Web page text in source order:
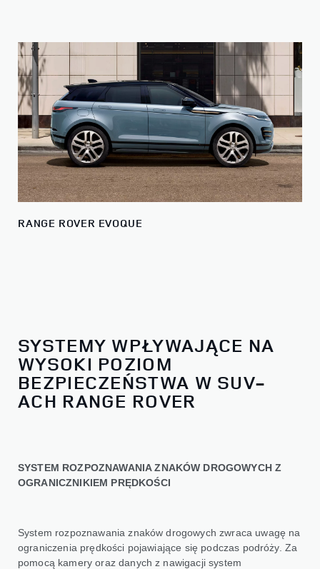
RANGE ROVER EVOQUE
SYSTEMY WPŁYWAJĄCE NA
WYSOKI POZIOM
BEZPIECZEŃSTWA W SUV-
ACH RANGE ROVER
SYSTEM ROZPOZNAWANIA ZNAKÓW DROGOWYCH Z
OGRANICZNIKIEM PRĘDKOŚCI
System rozpoznawania znaków drogowych zwraca uwagę na
ograniczenia prędkości pojawiające się podczas podróży. Za
pomocą kamery oraz danych z nawigacji system